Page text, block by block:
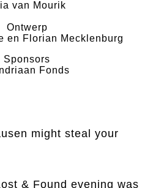
van Mourik
Ontwerp
en Florian Mecklenburg
Sponsors
Fonds
might steal your
& Found evening was